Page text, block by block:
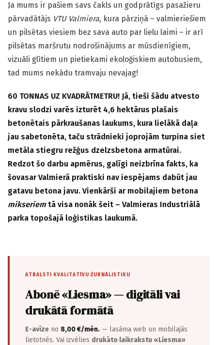
Ja mums ir pašiem savs čakls un godprātīgs pasažieru
pārvadātājs VTU Valmiera, kura pārziņā – valmieriešiem
un pilsētas viesiem bez sava auto par lielu laimi – ir arī
pilsētas maršrutu nodrošinājums ar mūsdienīgiem,
vizuāli glītiem un pietiekami ekoloģiskiem autobusiem,
tad mums nekādu tramvaju nevajag!
60 TONNAS UZ KVADRĀTMETRU! Jā, tieši šādu atvesto
kravu slodzi varēs izturēt 4,6 hektārus plašais
betonētais pārkraušanas laukums, kura lielākā daļa
jau sabetonēta, taču strādnieki joprojām turpina siet
metāla stiegru režģus dzelzsbetona armatūrai.
Redzot šo darbu apmērus, galīgi neizbrīna fakts, ka
šovasar Valmierā praktiski nav iespējams dabūt jau
gatavu betona javu. Vienkārši ar mobilajiem betona
mikseriemtā visa nonāk šeit – Valmieras Industriālā
parka topošajā loģistikas laukumā.
ATBALSTI KVALITATĪVU ŽURNĀLISTIKU
Abonē «Liesma» — digitāli vai
drukātā formātā
E-avīze no 8,00 €/mēn. — lasāma web un mobilajās
lietotnēs. Vai izvēlies drukāto laikrakstu «Liesma»